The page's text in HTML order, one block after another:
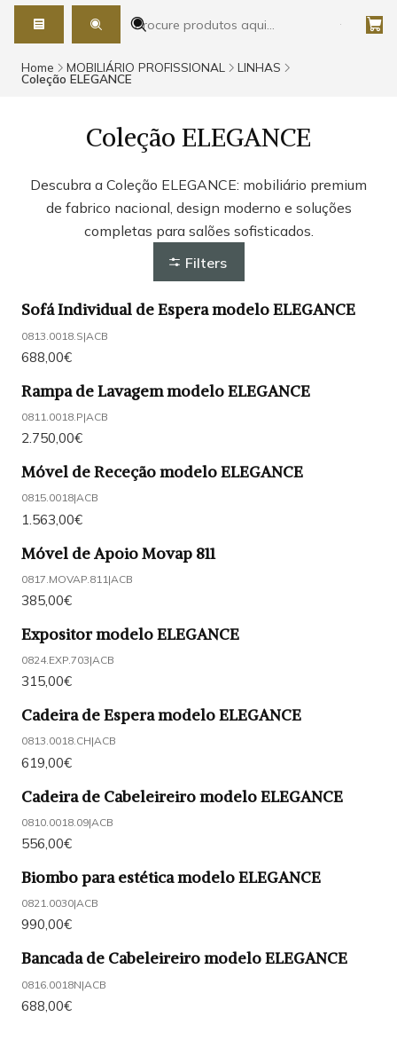
Home MOBILIÁRIO PROFISSIONAL LINHAS
Coleção ELEGANCE
Coleção ELEGANCE
Descubra a Coleção ELEGANCE: mobiliário premium
de fabrico nacional, design moderno e soluções
completas para salões sofisticados.
Filters
Sofá Individual de Espera modelo ELEGANCE
0813.0018.S|ACB
688,00€
Rampa de Lavagem modelo ELEGANCE
0811.0018.P|ACB
2.750,00€
Móvel de Receção modelo ELEGANCE
0815.0018|ACB
1.563,00€
Móvel de Apoio Movap 811
0817.MOVAP.811 |ACB
385,00€
Expositor modelo ELEGANCE
0824.EXP.703|ACB
315,00€
Cadeira de Espera modelo ELEGANCE
0813.0018.CH|ACB
619,00€
Cadeira de Cabeleireiro modelo ELEGANCE
0810.0018.09|ACB
556,00€
Biombo para estética modelo ELEGANCE
0821.0030|ACB
990,00€
Bancada de Cabeleireiro modelo ELEGANCE
0816.0018N|ACB
688,00€